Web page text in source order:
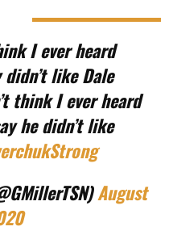
I ever heard
like Dale
think I ever heard
he didn’t like
August